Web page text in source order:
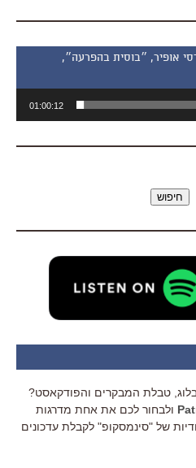
פרסי אופיר, ״בוסית בהפרעה״,
01:00:12
חיפוש
טבלת המבקרים והפודקאסט?
ולבחור לכם את אחת מדרגות
של "סינמסקופ" לקבלת עדכונים